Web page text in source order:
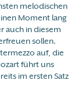
melodischen
Moment lang
auch in diesem
sollen.
auf, die
führt uns
im ersten Satz